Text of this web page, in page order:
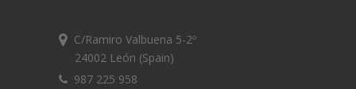
C/Ramiro Valbuena 5-2º
24002 León (Spain)
987 225 958